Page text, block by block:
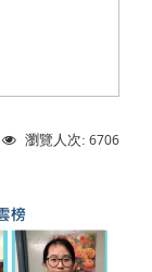
瀏覽人次: 6706